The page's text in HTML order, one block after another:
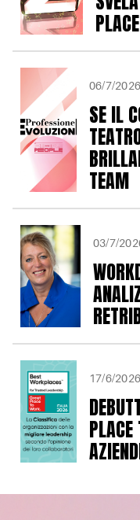
06/7/2026
SE IL
TEAM
03/7/
17/6/2026